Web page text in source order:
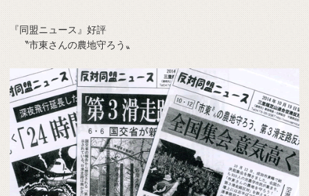
『同盟ニュース』好評
〝市東さんの農地守ろう〟